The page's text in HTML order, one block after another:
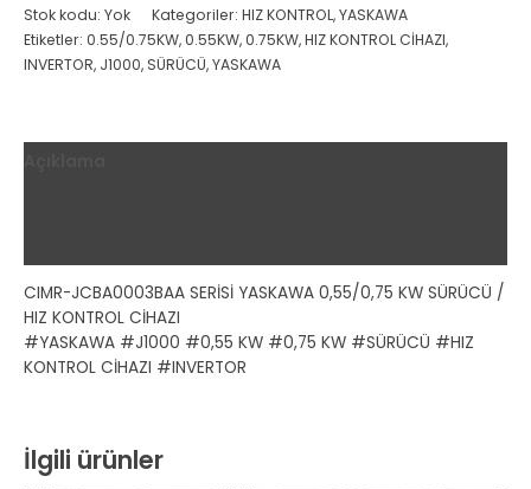
Stok kodu: Yok Kategoriler: HIZ KONTROL,YASKAWA
Etiketler: 0.55/0.75KW,0.55KW,0.75KW,HIZ KONTROL CİHAZI,
INVERTOR, J1000, SÜRÜCÜ,YASKAWA
CIMR-JCBA0003BAA SERİSİ YASKAWA 0,55/0,75 KW SÜRÜCÜ /
HIZ KONTROL CİHAZI
#YASKAWA #J1000 #0,55 KW #0,75 KW #SÜRÜCÜ #HIZ
KONTROL CİHAZI #INVERTOR
İlgili ürünler